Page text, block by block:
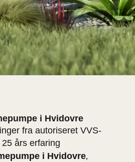
i Hvidovre
fra autoriseret VVS-
års erfaring
i Hvidovre,